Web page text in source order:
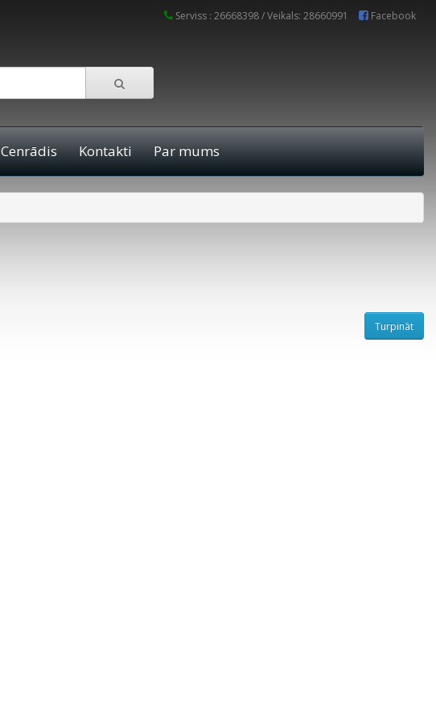
Serviss : 26668398 / Veikals: 28660991 Facebook
Cenrādis Kontakti Par mums
Turpināt